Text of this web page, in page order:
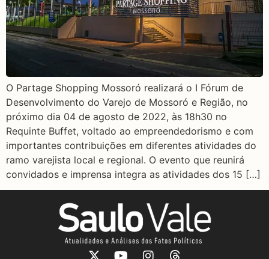
O Partage Shopping Mossoró realizará o I Fórum de
Desenvolvimento do Varejo de Mossoró e Região, no
próximo dia 04 de agosto de 2022, às 18h30 no
Requinte Buffet, voltado ao empreendedorismo e com
importantes contribuições em diferentes atividades do
ramo varejista local e regional. O evento que reunirá
convidados e imprensa integra as atividades dos 15 […]